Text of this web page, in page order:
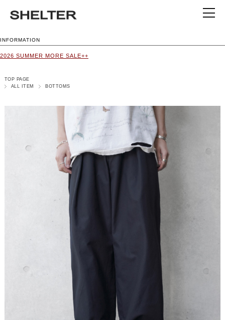
INFORMATION
2026 SUMMER MORE SALE++
TOP PAGE
ALL ITEM
BOTTOMS